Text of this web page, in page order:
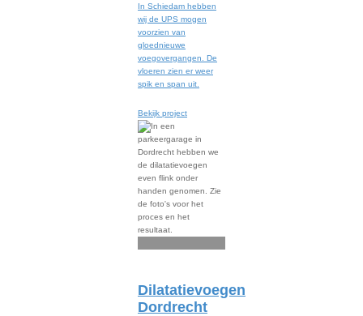
In Schiedam hebben
wij de UPS mogen
voorzien van
gloednieuwe
voegovergangen. De
vloeren zien er weer
spik en span uit.
Bekijk project
Dilatatievoegen
Dordrecht